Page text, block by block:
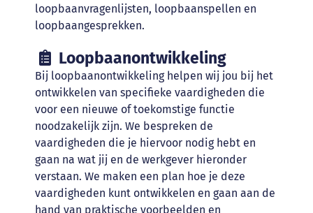
loopbaanvragenlijsten, loopbaanspellen en
loopbaangesprekken.
Loopbaanontwikkeling
Bij loopbaanontwikkeling helpen wij jou bij het
ontwikkelen van specifieke vaardigheden die
voor een nieuwe of toekomstige functie
noodzakelijk zijn. We bespreken de
vaardigheden die je hiervoor nodig hebt en
gaan na wat jij en de werkgever hieronder
verstaan. We maken een plan hoe je deze
vaardigheden kunt ontwikkelen en gaan aan de
hand van praktische voorbeelden en